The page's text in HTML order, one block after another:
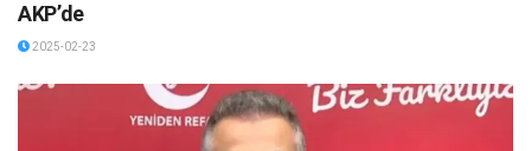
AKP’de
2025-02-23